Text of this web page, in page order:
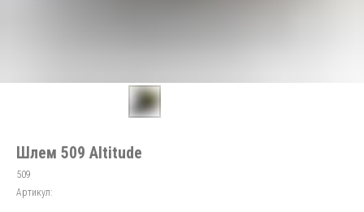
Шлем 509 Altitude
509
Артикул: